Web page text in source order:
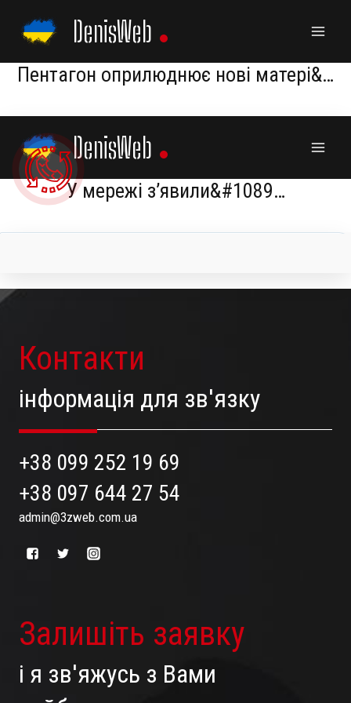
content
DenisWeb
Пентагон оприлюднює нові матері&…
Контакти
інформація для зв'язку
+38 099 252 19 69
+38 097 644 27 54
admin@3zweb.com.ua
Залишіть заявку
і я зв'яжусь з Вами